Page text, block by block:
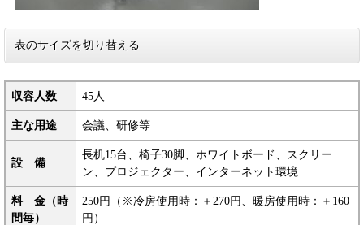
表のサイズを切り替える
収容人数 45人
主な用途 会議、研修等
設 備
長机15台、椅子30脚、ホワイトボード、スクリー
ン、プロジェクター、インターネット環境
料 金（時
間毎）
250円（※冷房使用時：＋270円、暖房使用時：＋160
円）